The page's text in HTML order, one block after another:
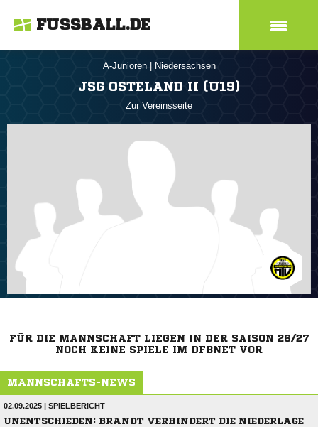
FUSSBALL.DE
A-Junioren Niedersachsen
JSG OSTELAND II (U19)
Zur Vereinsseite
FÜR DIE MANNSCHAFT LIEGEN IN DER SAISON 26/27
NOCH KEINE SPIELE IM DFBNET VOR
MANNSCHAFTS-NEWS
02.09.2025 | SPIELBERICHT
UNENTSCHIEDEN: BRANDT VERHINDERT DIE NIEDERLAGE